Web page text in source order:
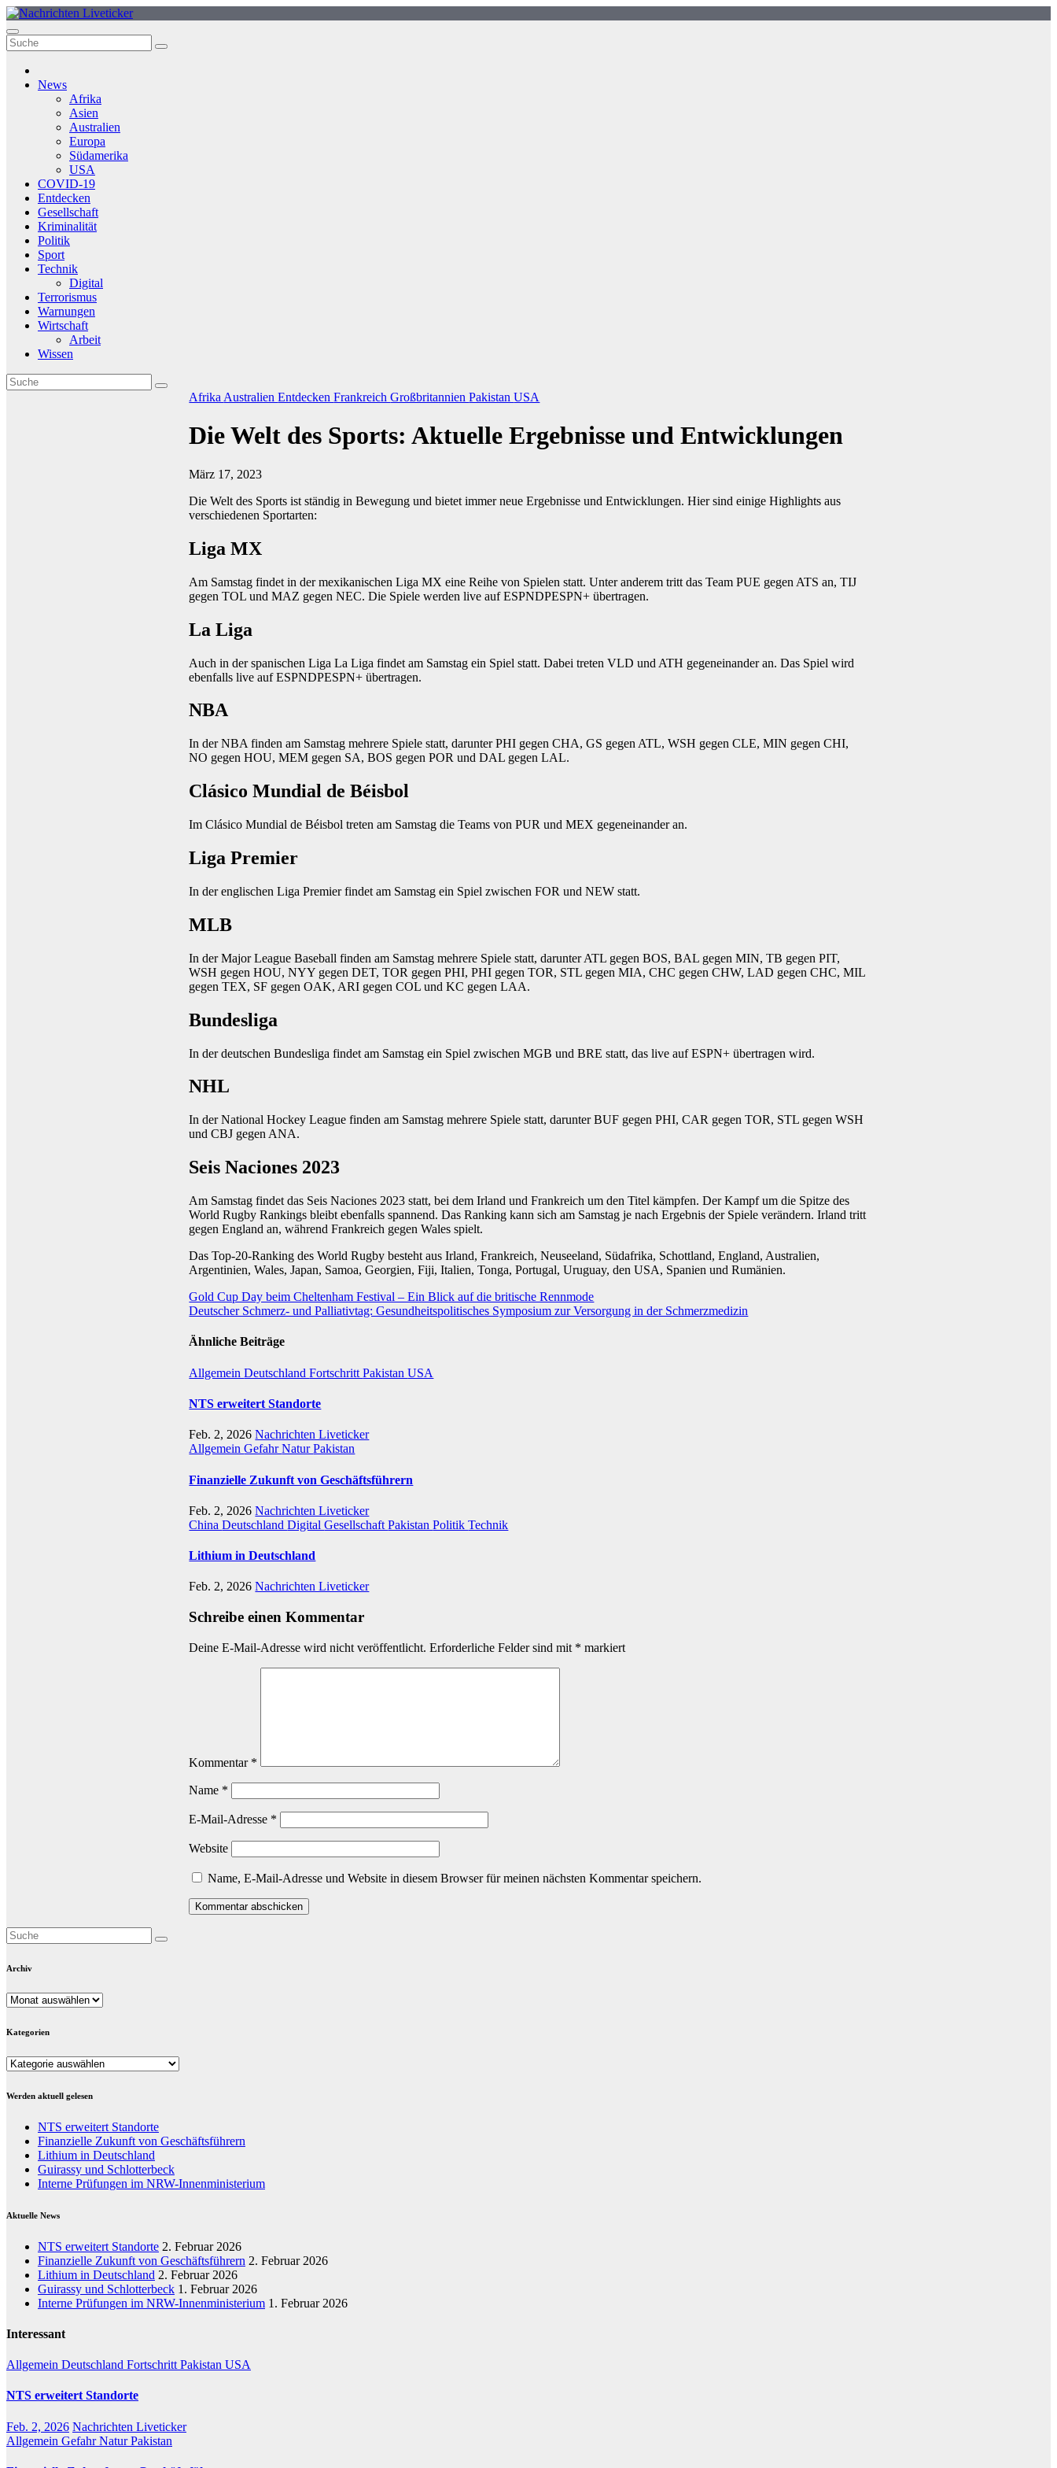
Zum
Inhalt
springen
News
Afrika
Asien
Australien
Europa
Südamerika
USA
COVID-19
Entdecken
Gesellschaft
Kriminalität
Politik
Sport
Technik
Digital
Terrorismus
Warnungen
Wirtschaft
Arbeit
Wissen
Afrika AustralienEntdeckenFrankreichGroßbritannienPakistanUSA
Die Welt des Sports: Aktuelle Ergebnisse und Entwicklungen
März 17, 2023
Die Welt des Sports ist ständig in Bewegung und bietet immer neue Ergebnisse und Entwicklungen. Hier sind einige Highlights aus
verschiedenen Sportarten:
Liga MX
Am Samstag findet in der mexikanischen Liga MX eine Reihe von Spielen statt. Unter anderem tritt das Team PUE gegen ATS an, TIJ
gegen TOL und MAZ gegen NEC. Die Spiele werden live auf ESPNDPESPN+ übertragen.
La Liga
Auch in der spanischen Liga La Liga findet am Samstag ein Spiel statt. Dabei treten VLD und ATH gegeneinander an. Das Spiel wird
ebenfalls live auf ESPNDPESPN+ übertragen.
NBA
In der NBA finden am Samstag mehrere Spiele statt, darunter PHI gegen CHA, GS gegen ATL, WSH gegen CLE, MIN gegen CHI,
NO gegen HOU, MEM gegen SA, BOS gegen POR und DAL gegen LAL.
Clásico Mundial de Béisbol
Im Clásico Mundial de Béisbol treten am Samstag die Teams von PUR und MEX gegeneinander an.
Liga Premier
In der englischen Liga Premier findet am Samstag ein Spiel zwischen FOR und NEW statt.
MLB
In der Major League Baseball finden am Samstag mehrere Spiele statt, darunter ATL gegen BOS, BAL gegen MIN, TB gegen PIT,
WSH gegen HOU, NYY gegen DET, TOR gegen PHI, PHI gegen TOR, STL gegen MIA, CHC gegen CHW, LAD gegen CHC, MIL
gegen TEX, SF gegen OAK, ARI gegen COL und KC gegen LAA.
Bundesliga
In der deutschen Bundesliga findet am Samstag ein Spiel zwischen MGB und BRE statt, das live auf ESPN+ übertragen wird.
NHL
In der National Hockey League finden am Samstag mehrere Spiele statt, darunter BUF gegen PHI, CAR gegen TOR, STL gegen WSH
und CBJ gegen ANA.
Seis Naciones 2023
Am Samstag findet das Seis Naciones 2023 statt, bei dem Irland und Frankreich um den Titel kämpfen. Der Kampf um die Spitze des
World Rugby Rankings bleibt ebenfalls spannend. Das Ranking kann sich am Samstag je nach Ergebnis der Spiele verändern. Irland tritt
gegen England an, während Frankreich gegen Wales spielt.
Das Top-20-Ranking des World Rugby besteht aus Irland, Frankreich, Neuseeland, Südafrika, Schottland, England, Australien,
Argentinien, Wales, Japan, Samoa, Georgien, Fiji, Italien, Tonga, Portugal, Uruguay, den USA, Spanien und Rumänien.
Beitragsnavigation
Gold Cup Day beim Cheltenham Festival – Ein Blick auf die britische Rennmode
Deutscher Schmerz- und Palliativtag: Gesundheitspolitisches Symposium zur Versorgung in der Schmerzmedizin
Ähnliche Beiträge
AllgemeinDeutschlandFortschrittPakistanUSA
NTS erweitert Standorte
Feb. 2, 2026 Nachrichten Liveticker
AllgemeinGefahrNaturPakistan
Finanzielle Zukunft von Geschäftsführern
Feb. 2, 2026 Nachrichten Liveticker
ChinaDeutschlandDigitalGesellschaftPakistanPolitikTechnik
Lithium in Deutschland
Feb. 2, 2026 Nachrichten Liveticker
Schreibe einen Kommentar
Deine E-Mail-Adresse wird nicht veröffentlicht. Erforderliche Felder sind mit * markiert
Kommentar *
Name *
E-Mail-Adresse *
Website
Name, E-Mail-Adresse und Website in diesem Browser für meinen nächsten Kommentar speichern.
Archiv
Archiv
Kategorien
Kategorien
Werden aktuell gelesen
NTS erweitert Standorte
Finanzielle Zukunft von Geschäftsführern
Lithium in Deutschland
Guirassy und Schlotterbeck
Interne Prüfungen im NRW-Innenministerium
Aktuelle News
NTS erweitert Standorte 2. Februar 2026
Finanzielle Zukunft von Geschäftsführern 2. Februar 2026
Lithium in Deutschland 2. Februar 2026
Guirassy und Schlotterbeck 1. Februar 2026
Interne Prüfungen im NRW-Innenministerium 1. Februar 2026
Interessant
Allgemein Deutschland Fortschritt Pakistan USA
NTS erweitert Standorte
Feb. 2, 2026 Nachrichten Liveticker
Allgemein GefahrNaturPakistan